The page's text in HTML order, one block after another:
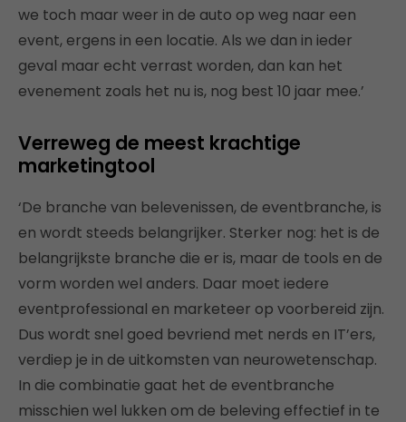
we toch maar weer in de auto op weg naar een
event, ergens in een locatie. Als we dan in ieder
geval maar echt verrast worden, dan kan het
evenement zoals het nu is, nog best 10 jaar mee.’
Verreweg de meest krachtige
marketingtool
‘De branche van belevenissen, de eventbranche, is
en wordt steeds belangrijker. Sterker nog: het is de
belangrijkste branche die er is, maar de tools en de
vorm worden wel anders. Daar moet iedere
eventprofessional en marketeer op voorbereid zijn.
Dus wordt snel goed bevriend met nerds en IT’ers,
verdiep je in de uitkomsten van neurowetenschap.
In die combinatie gaat het de eventbranche
misschien wel lukken om de beleving effectief in te